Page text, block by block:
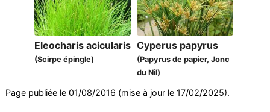
Eleocharis acicularis
(Scirpe épingle)
Cyperus papyrus
(Papyrus de papier, Jonc
du Nil)
Page publiée le 01/08/2016 (mise à jour le 17/02/2025).